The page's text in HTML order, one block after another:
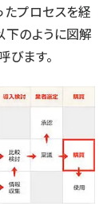
たプロセスを経
下のように図解
びます。